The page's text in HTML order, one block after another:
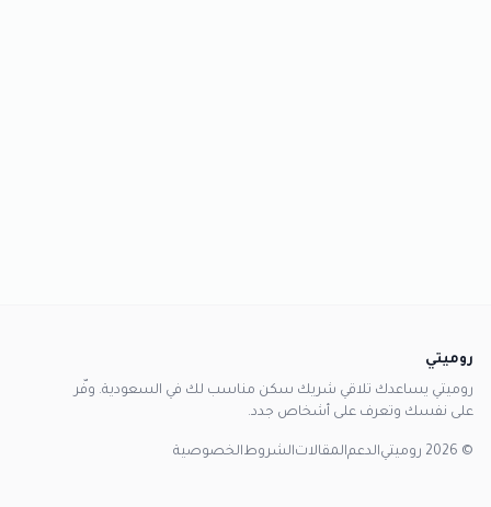
روميتي
روميتي يساعدك تلاقي شريك سكن مناسب لك في السعودية. وفّر
على نفسك وتعرف على أشخاص جدد.
© 2026 روميتي الدعمالمقالاتالشروطالخصوصية